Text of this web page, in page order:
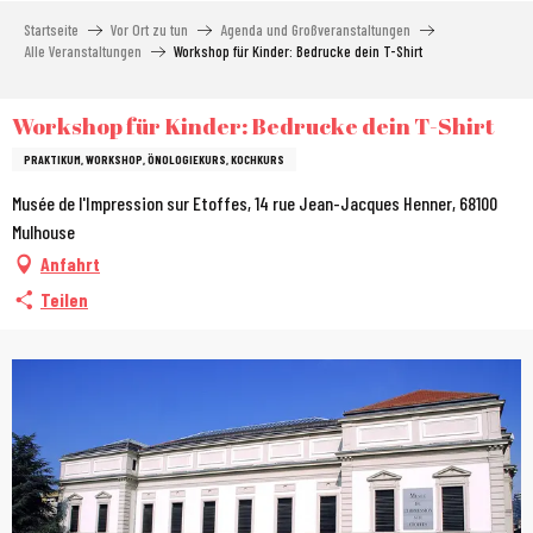
Startseite Vor Ort zu tun
Agenda und Großveranstaltungen
Alle Veranstaltungen
Workshop für Kinder: Bedrucke dein T-Shirt
Workshop für Kinder: Bedrucke dein T-Shirt
PRAKTIKUM, WORKSHOP, ÖNOLOGIEKURS, KOCHKURS
Musée de l'Impression sur Etoffes, 14 rue Jean-Jacques Henner, 68100
Mulhouse
Anfahrt
Teilen